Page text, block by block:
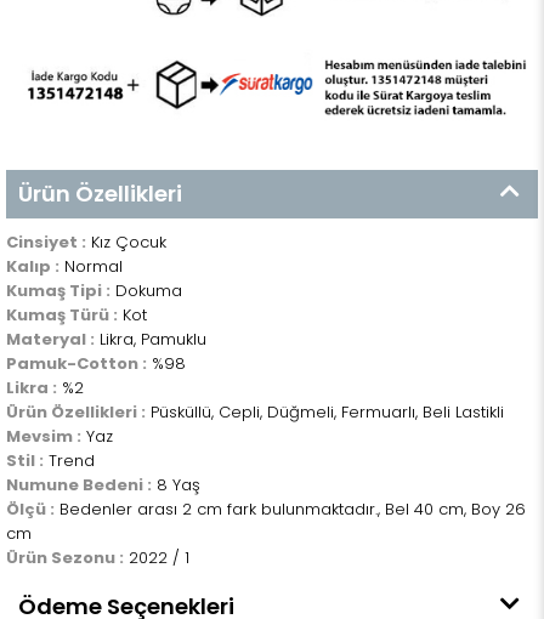
Ürün Özellikleri
Cinsiyet : Kız Çocuk
Kalıp : Normal
Kumaş Tipi : Dokuma
Kumaş Türü : Kot
Materyal : Likra, Pamuklu
Pamuk-Cotton : %98
Likra : %2
Ürün Özellikleri : Püsküllü, Cepli, Düğmeli, Fermuarlı, Beli Lastikli
Mevsim : Yaz
Stil : Trend
Numune Bedeni : 8 Yaş
Ölçü : Bedenler arası 2 cm fark bulunmaktadır., Bel 40 cm, Boy 26
cm
Ürün Sezonu : 2022 / 1
Ödeme Seçenekleri